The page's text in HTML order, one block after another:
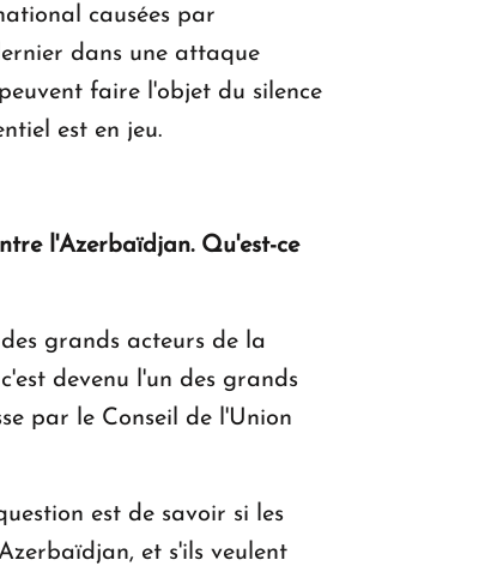
causées par
dans une attaque
faire l'objet du silence
est en jeu.
l'Azerbaïdjan. Qu'est-ce
grands acteurs de la
devenu l'un des grands
par le Conseil de l'Union
est de savoir si les
et s'ils veulent